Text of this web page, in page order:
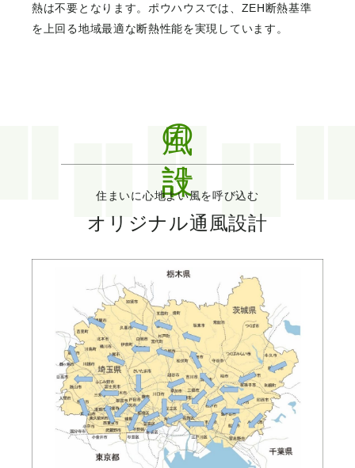
熱は不要となります。ポウハウスでは、ZEH断熱基準
を上回る地域最適な断熱性能を実現しています。
風の設計
住まいに心地よい風を呼び込む
オリジナル通風設計